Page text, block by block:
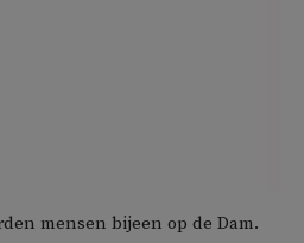
mensen bijeen op de Dam.